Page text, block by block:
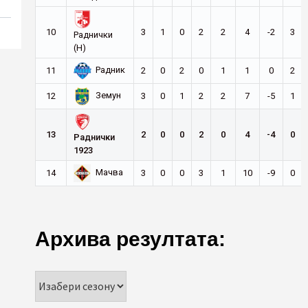
10
Раднички
(Н)
3 1 0 2 2 4 -2 3
11 Радник 2 0 2 0 1 1 0 2
12 Земун 3 0 1 2 2 7 -5 1
13
Раднички
1923
2 0 0 2 0 4 -4 0
14 Мачва 3 0 0 3 1 10 -9 0
Архива резултата: